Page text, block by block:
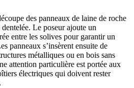
des panneaux de laine de roche
Le poseur ajoute un
entre les solives pour garantir un
panneaux s’insèrent ensuite de
métalliques ou en bois sans
attention particulière est portée aux
électriques qui doivent rester